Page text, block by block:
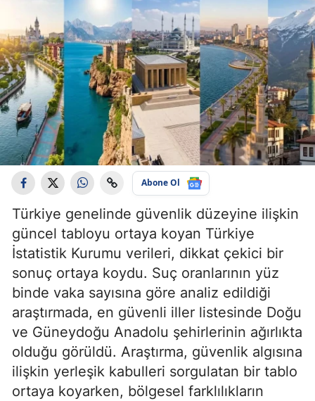
Abone Ol
Türkiye genelinde güvenlik düzeyine ilişkin
güncel tabloyu ortaya koyan Türkiye
İstatistik Kurumu verileri, dikkat çekici bir
sonuç ortaya koydu. Suç oranlarının yüz
binde vaka sayısına göre analiz edildiği
araştırmada, en güvenli iller listesinde Doğu
ve Güneydoğu Anadolu şehirlerinin ağırlıkta
olduğu görüldü. Araştırma, güvenlik algısına
ilişkin yerleşik kabulleri sorgulatan bir tablo
ortaya koyarken, bölgesel farklılıkların